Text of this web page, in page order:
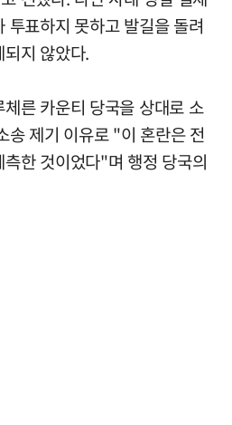
투표하지 못하고 발길을 돌려
지 않았다.
른 카운티 당국을 상대로 소
송 제기 이유로 "이 혼란은 전
한 것이었다"며 행정 당국의